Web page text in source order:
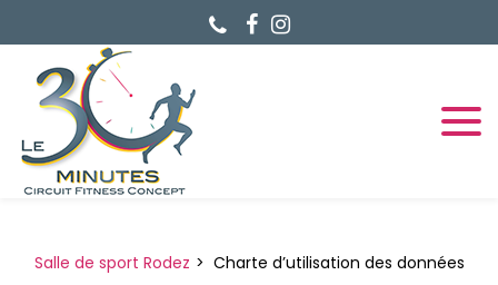
Salle de sport Rodez Charte d’utilisation des données
Panneau de gestion des cookies